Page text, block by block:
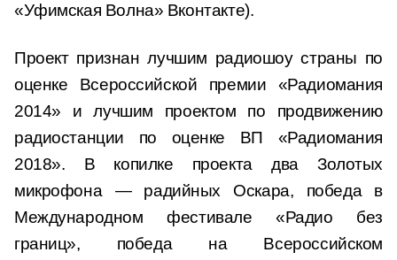
«Уфимская Волна» Вконтакте).
Проект признан лучшим радиошоу страны по
оценке Всероссийской премии «Радиомания
2014» и лучшим проектом по продвижению
радиостанции по оценке ВП «Радиомания
2018». В копилке проекта два Золотых
микрофона — радийных Оскара, победа в
Международном фестивале «Радио без
границ», победа на Всероссийском